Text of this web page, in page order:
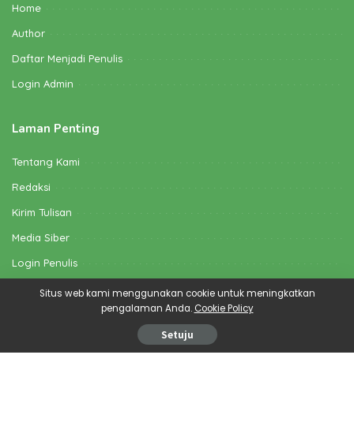
Home
Author
Daftar Menjadi Penulis
Login Admin
Laman Penting
Tentang Kami
Redaksi
Kirim Tulisan
Media Siber
Login Penulis
Google Berita
Situs web kami menggunakan cookie untuk meningkatkan
pengalaman Anda. Cookie Policy
Setuju